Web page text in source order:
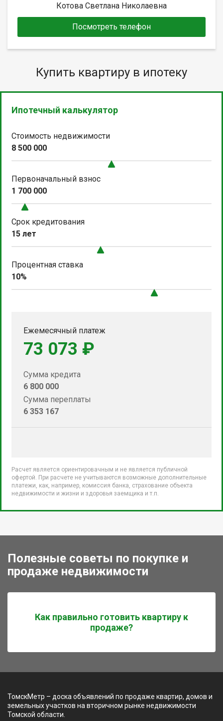
Котова Светлана Николаевна
Посмотреть телефон
Купить квартиру в ипотеку
Ипотечный калькулятор
Стоимость недвижимости
8 500 000
Первоначальный взнос
1 700 000
Срок кредитования
15 лет
Процентная ставка
10%
Ежемесячный платеж
73 073 ₽
Сумма кредита
6 800 000
Сумма переплаты
6 353 167
Расчет является ориентировачным и не является публичной
офертой. При расчете не учитываются возможные дополнительные
платежи, как, например, комиссия банка, страхование объекта
недвижимости и жизни и здоровья заемщика и т.п.
Полезные советы по покупке и
продаже недвижимости
Как правильно готовить квартиру к
продаже?
ТомскМетр – доска объявлений по продаже квартир, домов и
земельных участков на вторичном рынке недвижимости
Томской области.